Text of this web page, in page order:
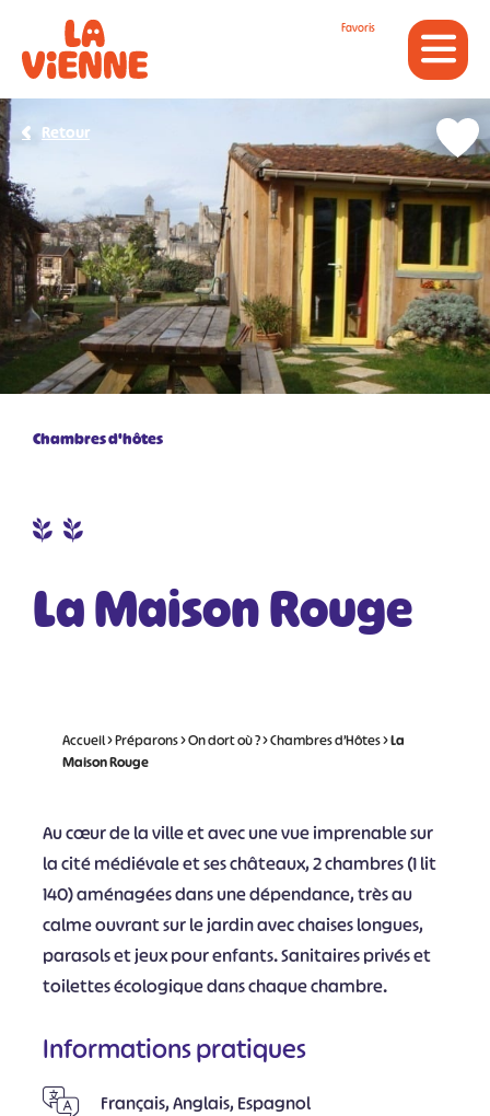
Favoris
Chambres d'hôtes
La Maison Rouge
Retour
Accueil>Préparons>On dort où ?>Chambres d’Hôtes>La
Maison Rouge
Au cœur de la ville et avec une vue imprenable sur
la cité médiévale et ses châteaux, 2 chambres (1 lit
140) aménagées dans une dépendance, très au
calme ouvrant sur le jardin avec chaises longues,
parasols et jeux pour enfants. Sanitaires privés et
toilettes écologique dans chaque chambre.
Informations pratiques
Français, Anglais, Espagnol